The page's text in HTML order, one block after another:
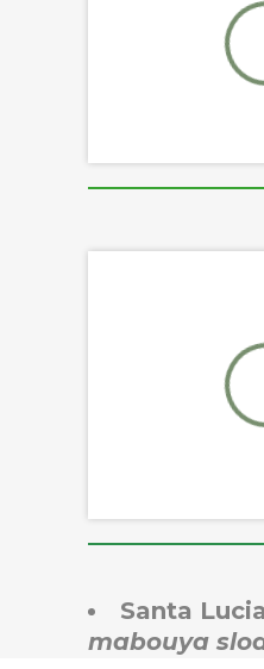
Santa
mabouya